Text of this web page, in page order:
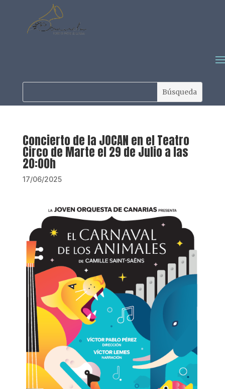
Concierto de la JOCAN en el Teatro
Circo de Marte el 29 de Julio a las
20:00h
17/06/2025